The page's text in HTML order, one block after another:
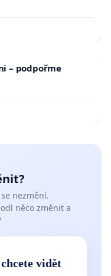
– podpořme
nezmění.
něco změnit a
vidět